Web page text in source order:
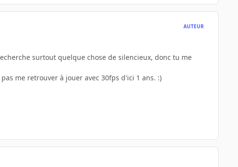
AUTEUR
surtout quelque chose de silencieux, donc tu me
me retrouver à jouer avec 30fps d'ici 1 ans. :)